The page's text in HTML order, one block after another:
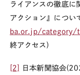
ライアンスの徹底に
アクション』につい
ba.or.jp/
終アクセス )
[2] 日本新聞協会